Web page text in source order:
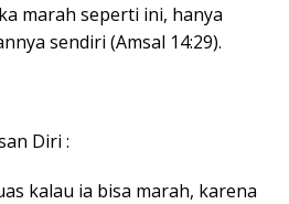
marah seperti ini, hanya
sendiri (Amsal 14:29).
Diri :
kalau ia bisa marah, karena